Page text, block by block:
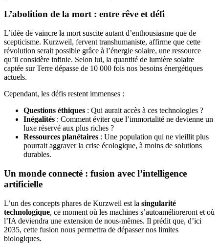
L’abolition de la mort : entre rêve et défi
L’idée de vaincre la mort suscite autant d’enthousiasme que de
scepticisme. Kurzweil, fervent transhumaniste, affirme que cette
révolution serait possible grâce à l’énergie solaire, une ressource
qu’il considère infinie. Selon lui, la quantité de lumière solaire
captée sur Terre dépasse de 10 000 fois nos besoins énergétiques
actuels.
Cependant, les défis restent immenses :
Questions éthiques : Qui aurait accès à ces technologies ?
Inégalités : Comment éviter que l’immortalité ne devienne un
luxe réservé aux plus riches ?
Ressources planétaires : Une population qui ne vieillit plus
pourrait aggraver la crise écologique, à moins de solutions
durables.
Un monde connecté : fusion avec l’intelligence
artificielle
L’un des concepts phares de Kurzweil est la singularité
technologique, ce moment où les machines s’autoamélioreront et où
l’IA deviendra une extension de nous-mêmes. Il prédit que, d’ici
2035, cette fusion nous permettra de dépasser nos limites
biologiques.